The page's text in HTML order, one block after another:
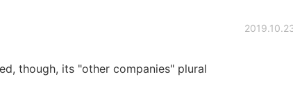
though, its "other companies" plural